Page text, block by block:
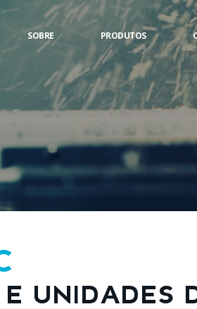
SOBRE PRODUTOS
UNIDADES